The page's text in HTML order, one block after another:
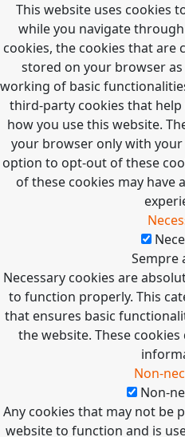
This website uses cookies
while you navigate
cookies, the cookies that are
stored on your browser
working of basic
third-party cookies that
how you use this website.
your browser only with your
option to opt-out of these
of these cookies may have
Sempre
Necessary cookies are
to function properly. This
that ensures basic
the website. These
Non-
Non-
Any cookies that may not be
website to function and is